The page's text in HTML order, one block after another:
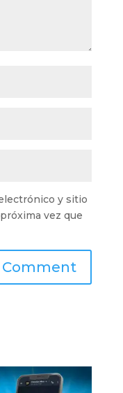
y sitio
vez que